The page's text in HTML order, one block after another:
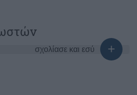
σχολίασε και εσύ